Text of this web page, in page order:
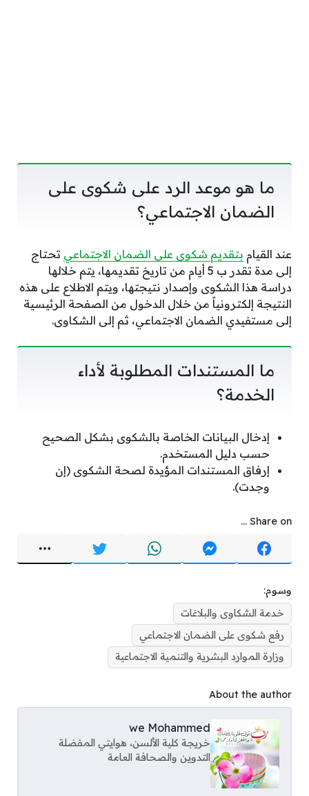
ما هو موعد الرد على شكوى على
الضمان الاجتماعي؟
عند القيام بتقديم شكوى على الضمان الاجتماعي تحتاج
إلى مدة تقدر ب 5 أيام من تاريخ تقديمها، يتم خلالها
دراسة هذا الشكوى وإصدار نتيجتها، ويتم الاطلاع على هذه
النتيجة إلكترونياً من خلال الدخول من الصفحة الرئيسية
إلى مستفيدي الضمان الاجتماعي، ثم إلى الشكاوى.
ما المستندات المطلوبة لأداء
الخدمة؟
إدخال البيانات الخاصة بالشكوى بشكل الصحيح
حسب دليل المستخدم.
إرفاق المستندات المؤيدة لصحة الشكوى (إن
وجدت).
Share on ...
وسوم:
خدمة الشكاوى والبلاغات
رفع شكوى على الضمان الاجتماعي
وزارة الموارد البشرية والتنمية الاجتماعية
About the author
we Mohammed
خريجة كلية الألسن، هوايتي المفضلة
التدوين والصحافة العامة